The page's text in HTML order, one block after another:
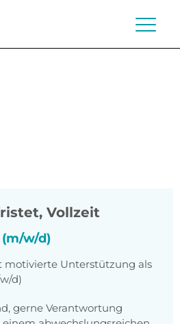
Vollzeit
w/d)
motivierte Unterstützung als
d)
gerne Verantwortung